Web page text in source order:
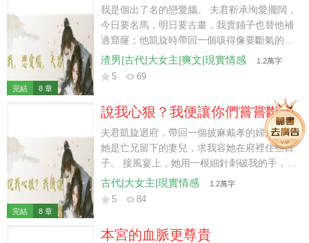
煙，然後轉身去拿了雞毛撣子。
完結 8 章
我是個出了名的戀愛腦。 夫君靳承珣愛擺闊，
今日要名馬，明日要古畫，我賣鋪子也替他補
過窟窿；他凱旋時帶回一個咳得像要斷氣的
「表妹」，我騰出正院給她養病。 後來靳承珣
為了替表妹擋刀，傷得只剩一口氣。 太醫說他
他三天三夜。 可惜他福薄，沒等到納妾那日。
真是可惜。
渣男|古代|大女主|爽文|現實情感 1.2萬字
5 69
完結 8 章
說我心狠？我便讓你們嘗嘗斷骨
之痛
夫君凱旋迴府，帶回一個披麻戴孝的婦人，說
她是亡兄留下的妻兒，求我容她在府裡住些日
子。 接風宴上，她用一根細針刺破我的手，反
咬我砸碎了傳家玉鐲。 夫君當眾斥我刻薄，連
那個孩子也抱著他的腿，哭著喊他爹。 我捏著
古代|大女主|現實情感 1.2萬字
5 84
本宮的血脈更尊貴